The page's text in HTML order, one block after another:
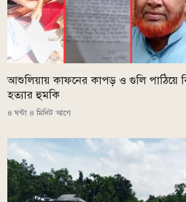
আশুলিয়ায় কাফনের কাপড় ও গুলি পাঠিয়ে
হত্যার হুমকি
৪ ঘন্টা ৪ মিনিট আগে